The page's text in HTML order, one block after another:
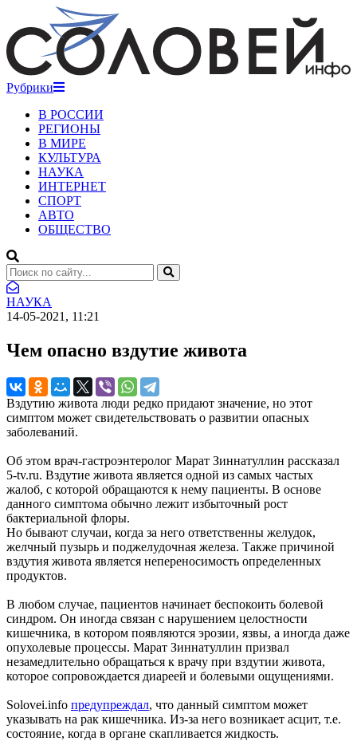
Рубрики
В РОССИИ
РЕГИОНЫ
В МИРЕ
КУЛЬТУРА
НАУКА
ИНТЕРНЕТ
СПОРТ
АВТО
ОБЩЕСТВО
НАУКА
14-05-2021, 11:21
Чем опасно вздутие живота
Вздутию живота люди редко придают значение, но этот
симптом может свидетельствовать о развитии опасных
заболеваний.
Об этом врач-гастроэнтеролог Марат Зиннатуллин рассказал
5-tv.ru. Вздутие живота является одной из самых частых
жалоб, с которой обращаются к нему пациенты. В основе
данного симптома обычно лежит избыточный рост
бактериальной флоры.
Но бывают случаи, когда за него ответственны желудок,
желчный пузырь и поджелудочная железа. Также причиной
вздутия живота является непереносимость определенных
продуктов.
В любом случае, пациентов начинает беспокоить болевой
синдром. Он иногда связан с нарушением целостности
кишечника, в котором появляются эрозии, язвы, а иногда даже
опухолевые процессы. Марат Зиннатуллин призвал
незамедлительно обращаться к врачу при вздутии живота,
которое сопровождается диареей и болевыми ощущениями.
Solovei.info предупреждал, что данный симптом может
указывать на рак кишечника. Из-за него возникает асцит, т.е.
состояние, когда в органе скапливается жидкость.